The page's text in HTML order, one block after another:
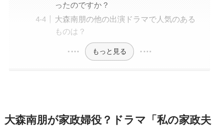
ったのですか？
大森南朋の他の出演ドラマで人気のある
ものは？
もっと見る
大森南朋が家政婦役？ドラマ「私の家政夫